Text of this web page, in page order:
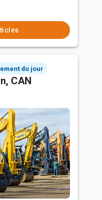
du jour
CAN